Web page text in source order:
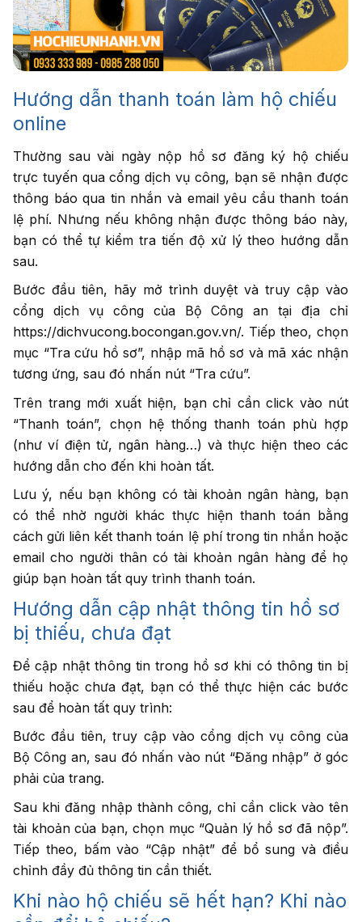
Hướng dẫn thanh toán làm hộ chiếu
online
Thường sau vài ngày nộp hồ sơ đăng ký hộ chiếu
trực tuyến qua cổng dịch vụ công, bạn sẽ nhận được
thông báo qua tin nhắn và email yêu cầu thanh toán
lệ phí. Nhưng nếu không nhận được thông báo này,
bạn có thể tự kiểm tra tiến độ xử lý theo hướng dẫn
sau.
Bước đầu tiên, hãy mở trình duyệt và truy cập vào
cổng dịch vụ công của Bộ Công an tại địa chỉ
https://dichvucong.bocongan.gov.vn/. Tiếp theo, chọn
mục “Tra cứu hồ sơ”, nhập mã hồ sơ và mã xác nhận
tương ứng, sau đó nhấn nút “Tra cứu”.
Trên trang mới xuất hiện, bạn chỉ cần click vào nút
“Thanh toán”, chọn hệ thống thanh toán phù hợp
(như ví điện tử, ngân hàng…) và thực hiện theo các
hướng dẫn cho đến khi hoàn tất.
Lưu ý, nếu bạn không có tài khoản ngân hàng, bạn
có thể nhờ người khác thực hiện thanh toán bằng
cách gửi liên kết thanh toán lệ phí trong tin nhắn hoặc
email cho người thân có tài khoản ngân hàng để họ
giúp bạn hoàn tất quy trình thanh toán.
Hướng dẫn cập nhật thông tin hồ sơ
bị thiếu, chưa đạt
Để cập nhật thông tin trong hồ sơ khi có thông tin bị
thiếu hoặc chưa đạt, bạn có thể thực hiện các bước
sau để hoàn tất quy trình:
Bước đầu tiên, truy cập vào cổng dịch vụ công của
Bộ Công an, sau đó nhấn vào nút “Đăng nhập” ở góc
phải của trang.
Sau khi đăng nhập thành công, chỉ cần click vào tên
tài khoản của bạn, chọn mục “Quản lý hồ sơ đã nộp”.
Tiếp theo, bấm vào “Cập nhật” để bổ sung và điều
chỉnh đầy đủ thông tin cần thiết.
Khi nào hộ chiếu sẽ hết hạn? Khi nào